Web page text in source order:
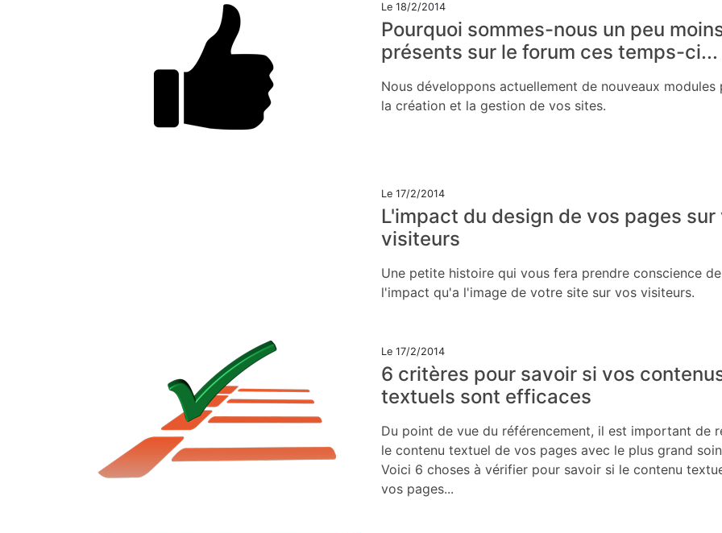
Le 18/2/2014
Pourquoi sommes-nous un peu
présents sur le forum ces temps-ci...
Nous développons actuellement de nouveaux modules
la création et la gestion de vos sites.
Le 17/2/2014
L'impact du design de vos pages sur
visiteurs
Une petite histoire qui vous fera prendre conscience de
l'impact qu'a l'image de votre site sur vos visiteurs.
Le 17/2/2014
6 critères pour savoir si vos
textuels sont efficaces
Du point de vue du référencement, il est important de
le contenu textuel de vos pages avec le plus grand
Voici 6 choses à vérifier pour savoir si le contenu
vos pages...